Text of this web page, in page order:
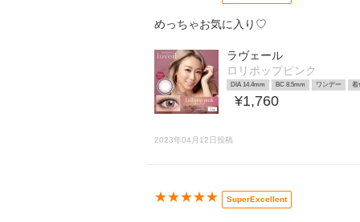
めっちゃお気に入り♡
ラヴェール
ロリポップピンク
DIA 14.4mm BC 8.5mm ワンデー 着
¥1,760
2023年04月12日投稿
★★★★★ SuperExcellent